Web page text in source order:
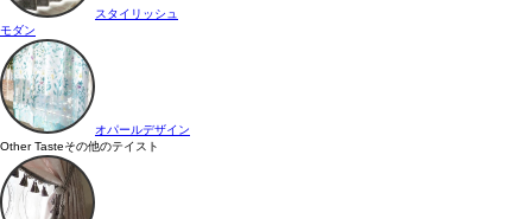
スタイリッシュ
モダン
オパールデザイン
Other Tasteその他のテイスト